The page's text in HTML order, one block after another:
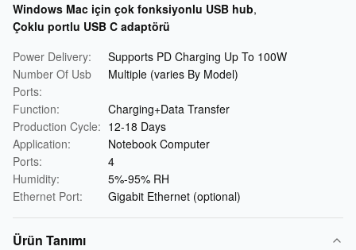
Windows Mac için çok fonksiyonlu USB hub,
Çoklu portlu USB C adaptörü
Power Delivery:
Supports PD Charging Up To 100W
Number Of Usb
Ports:
Multiple (varies By Model)
Function:
Charging+Data Transfer
Production Cycle: 12-18 Days
Application:
Notebook Computer
Ports:
4
Humidity:
5%-95% RH
Ethernet Port:
Gigabit Ethernet (optional)
Ürün Tanımı